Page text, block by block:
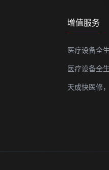
增值服务
医疗设备全
医疗设备全
天成快医修，